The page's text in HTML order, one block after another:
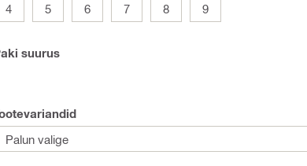
4 5 6 7 8 9
suurus
Palun valige